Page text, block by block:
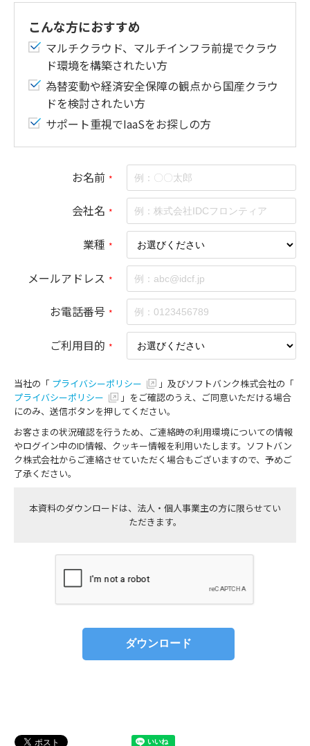
こんな方におすすめ
マルチクラウド、マルチインフラ前提でクラウ
ド環境を構築されたい方
為替変動や経済安全保障の観点から国産クラウ
ドを検討されたい方
サポート重視でIaaSをお探しの方
お名前 *
会社名 *
業種 *
メールアドレス *
お電話番号 *
ご利用目的 *
当社の「 プライバシーポリシー
」及びソフトバンク株式会社の「
プライバシーポリシー
」をご確認のうえ、ご同意いただける場合
にのみ、送信ボタンを押してください。
お客さまの状況確認を行うため、ご連絡時の利用環境についての情報
やログイン中のID情報、クッキー情報を利用いたします。ソフトバン
ク株式会社からご連絡させていただく場合もございますので、予めご
了承ください。
本資料のダウンロードは、法人・個人事業主の方に限らせてい
ただきます。